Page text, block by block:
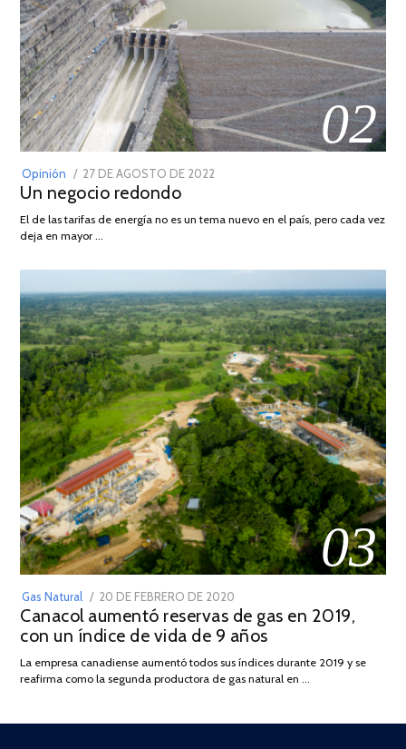
02
Opinión
POSTED
ON
27 DE AGOSTO DE 2022
DE
Un negocio redondo
El de las tarifas de energía no es un tema nuevo en el país, pero cada vez
deja en mayor …
03
Gas Natural
POSTED
ON
20 DE FEBRERO DE 2020
DE
JULIO
2025
Canacol aumentó reservas de gas en 2019,
con un índice de vida de 9 años
La empresa canadiense aumentó todos sus índices durante 2019 y se
reafirma como la segunda productora de gas natural en …